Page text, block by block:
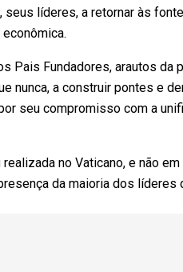
líderes, a retornar às
Pais Fundadores, arautos
nunca, a construir pontes e
seu compromisso com a
no Vaticano, e não
da maioria dos líderes